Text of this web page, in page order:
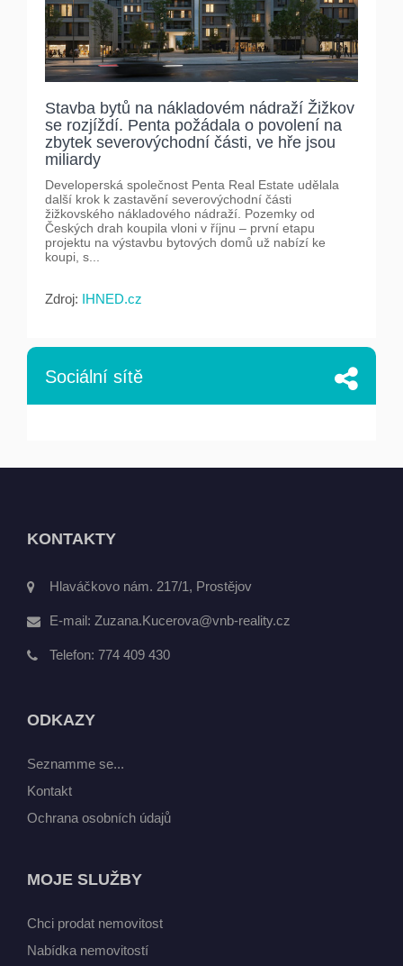
Stavba bytů na nákladovém nádraží Žižkov
se rozjíždí. Penta požádala o povolení na
zbytek severovýchodní části, ve hře jsou
miliardy
Developerská společnost Penta Real Estate udělala
další krok k zastavění severovýchodní části
žižkovského nákladového nádraží. Pozemky od
Českých drah koupila vloni v říjnu – první etapu
projektu na výstavbu bytových domů už nabízí ke
koupi, s...
Zdroj: IHNED.cz
Sociální sítě
KONTAKTY
Hlaváčkovo nám. 217/1, Prostějov
E-mail: Zuzana.Kucerova@vnb-reality.cz
Telefon: 774 409 430
ODKAZY
Seznamme se...
Kontakt
Ochrana osobních údajů
MOJE SLUŽBY
Chci prodat nemovitost
Nabídka nemovitostí